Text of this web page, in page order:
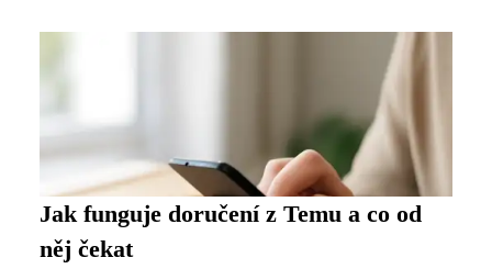
Jak funguje doručení z Temu a co od
něj čekat